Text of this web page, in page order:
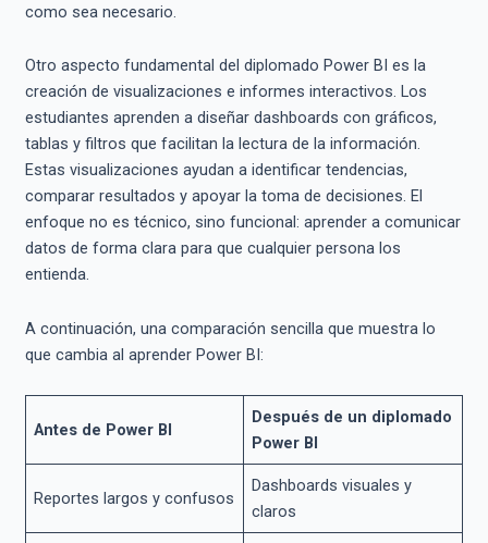
como sea necesario.
Otro aspecto fundamental del diplomado Power BI es la
creación de visualizaciones e informes interactivos. Los
estudiantes aprenden a diseñar dashboards con gráficos,
tablas y filtros que facilitan la lectura de la información.
Estas visualizaciones ayudan a identificar tendencias,
comparar resultados y apoyar la toma de decisiones. El
enfoque no es técnico, sino funcional: aprender a comunicar
datos de forma clara para que cualquier persona los
entienda.
A continuación, una comparación sencilla que muestra lo
que cambia al aprender Power BI:
Antes de Power BI
Después de un diplomado
Power BI
Reportes largos y confusos
Dashboards visuales y
claros